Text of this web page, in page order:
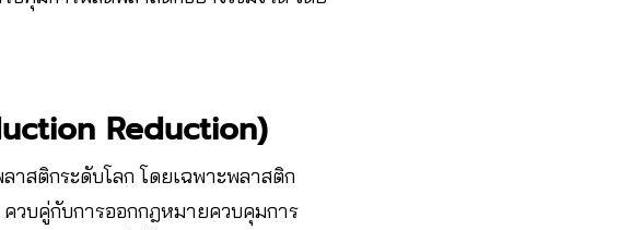
Reduction)
สติกระดับโลก โดยเฉพาะพลาสติก
วบคู่กับการออกกฎหมายควบคุมการ